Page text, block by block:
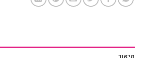
תיאור